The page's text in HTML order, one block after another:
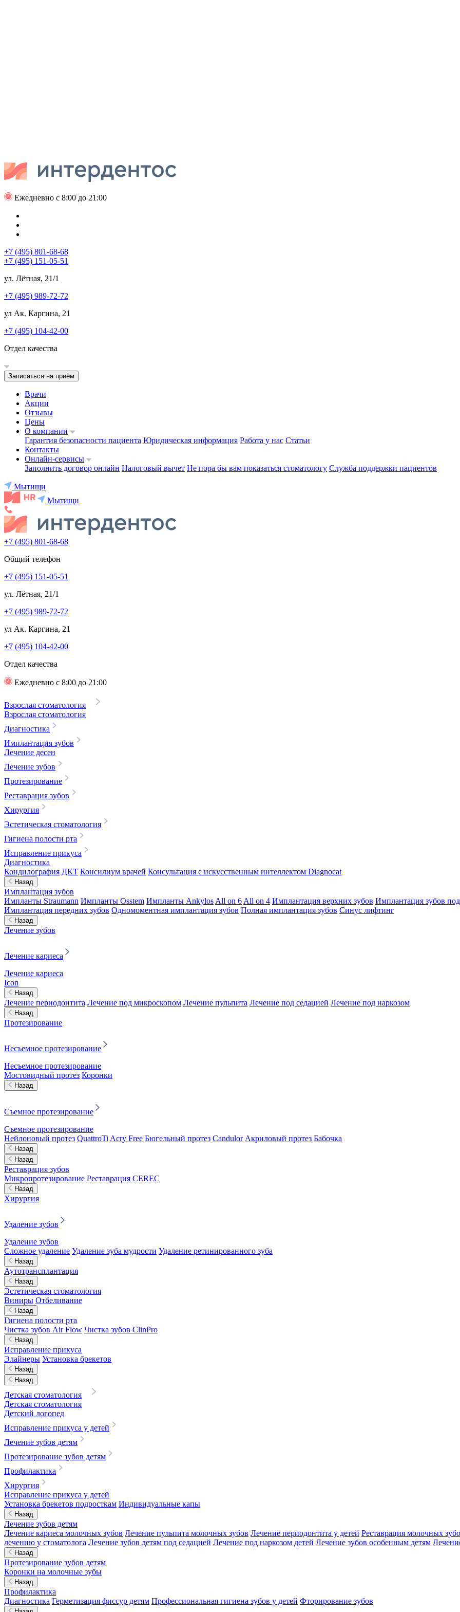
Ежедневно с 8:00 до 21:00
+7 (495) 801-68-68
+7 (495) 151-05-51
ул. Лётная, 21/1
+7 (495) 989-72-72
ул Ак. Каргина, 21
+7 (495) 104-42-00
Отдел качества
Записаться на приём
Врачи
Акции
Отзывы
Цены
О компании
Гарантия безопасности пациента Юридическая информация Работа у нас Статьи
Контакты
Онлайн-сервисы
Заполнить договор онлайн Налоговый вычет Не пора бы вам показаться стоматологу Служба поддержки пациентов
Мытищи
Мытищи
+7 (495) 801-68-68
Общий телефон
+7 (495) 151-05-51
ул. Лётная, 21/1
+7 (495) 989-72-72
ул Ак. Каргина, 21
+7 (495) 104-42-00
Отдел качества
Ежедневно с 8:00 до 21:00
Взрослая стоматология
Взрослая стоматология
Диагностика
Имплантация зубов
Лечение десен
Лечение зубов
Протезирование
Реставрация зубов
Хирургия
Эстетическая стоматология
Гигиена полости рта
Исправление прикуса
Диагностика
Кондилография ДКТ Консилиум врачей Консультация с искусственным интеллектом Diagnocat
Назад
Имплантация зубов
Импланты Straumann Импланты Osstem Импланты Ankylos All on 6 All on 4 Имплантация верхних зубов Имплантация зубов
Имплантация передних зубов Одномоментная имплантация зубов Полная имплантация зубов Синус лифтинг
Назад
Лечение зубов
Лечение кариеса
Лечение кариеса
Icon
Назад
Лечение периодонтита Лечение под микроскопом Лечение пульпита Лечение под седацией Лечение под наркозом
Назад
Протезирование
Несъемное протезирование
Несъемное протезирование
Мостовидный протез Коронки
Назад
Съемное протезирование
Съемное протезирование
Нейлоновый протез QuattroTi Acry Free Бюгельный протез Candulor Акриловый протез Бабочка
Назад
Назад
Реставрация зубов
Микропротезирование Реставрация CEREC
Назад
Хирургия
Удаление зубов
Удаление зубов
Сложное удаление Удаление зуба мудрости Удаление ретинированного зуба
Назад
Аутотрансплантация
Назад
Эстетическая стоматология
Виниры Отбеливание
Назад
Гигиена полости рта
Чистка зубов Air Flow Чистка зубов ClinPro
Назад
Исправление прикуса
Элайнеры Установка брекетов
Назад
Назад
Детская стоматология
Детская стоматология
Детский логопед
Исправление прикуса у детей
Лечение зубов детям
Протезирование зубов детям
Профилактика
Хирургия
Исправление прикуса у детей
Установка брекетов подросткам Индивидуальные капы
Назад
Лечение зубов детям
Лечение кариеса молочных зубов Лечение пульпита молочных зубов Лечение периодонтита у детей Реставрация молочных
лечению у стоматолога Лечение зубов детям под седацией Лечение под наркозом детей Лечение зубов особенным детям
Назад
Протезирование зубов детям
Коронки на молочные зубы
Назад
Профилактика
Диагностика Герметизация фиссур детям Профессиональная гигиена зубов у детей Фторирование зубов